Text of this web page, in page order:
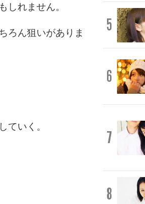
しれません。
ろん狙いがありま
ていく。
5
6
7
8